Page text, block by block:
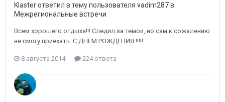
Klasterответил в тему пользователя vadim287в
Межрегиональные встречи
Всем хорошего отдыха!!! Следил за темой, но сам к сожалению
не смогу приехать. С ДНЕМ РОЖДЕНИЯ !!!!!
8 августа 2014 224 ответа